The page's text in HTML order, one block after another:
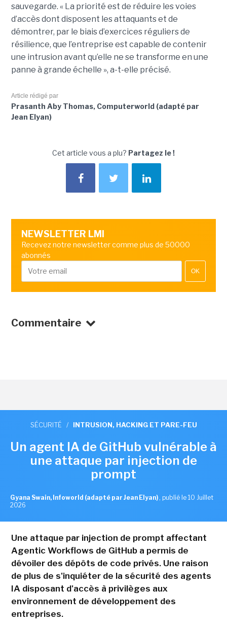
sauvegarde. « La priorité est de réduire les voies
d’accès dont disposent les attaquants et de
démontrer, par le biais d’exercices réguliers de
résilience, que l’entreprise est capable de contenir
une intrusion avant qu’elle ne se transforme en une
panne à grande échelle », a-t-elle précisé.
Article rédigé par
Prasanth Aby Thomas, Computerworld (adapté par
Jean Elyan)
Cet article vous a plu? Partagez le !
NEWSLETTER LMI
Recevez notre newsletter comme plus de 50000
abonnés
OK
Commentaire
SÉCURITÉ / INTRUSION, HACKING ET PARE-FEU
Un agent IA de GitHub vulnérable à
une attaque par injection de
prompt
Gyana Swain, Infoworld (adapté par Jean Elyan) , publié le 10 Juillet
2026
Une attaque par injection de prompt affectant
Agentic Workflows de GitHub a permis de
dévoiler des dépôts de code privés. Une raison
de plus de s'inquiéter de la sécurité des agents
IA disposant d'accès à privilèges aux
environnement de développement des
entreprises.